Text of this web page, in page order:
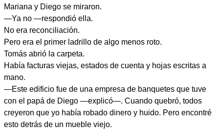
Mariana y Diego se miraron.
—Ya no —respondió ella.
No era reconciliación.
Pero era el primer ladrillo de algo menos roto.
Tomás abrió la carpeta.
Había facturas viejas, estados de cuenta y hojas escritas a
mano.
—Este edificio fue de una empresa de banquetes que tuve
con el papá de Diego —explicó—. Cuando quebró, todos
creyeron que yo había robado dinero y huido. Pero encontré
esto detrás de un mueble viejo.